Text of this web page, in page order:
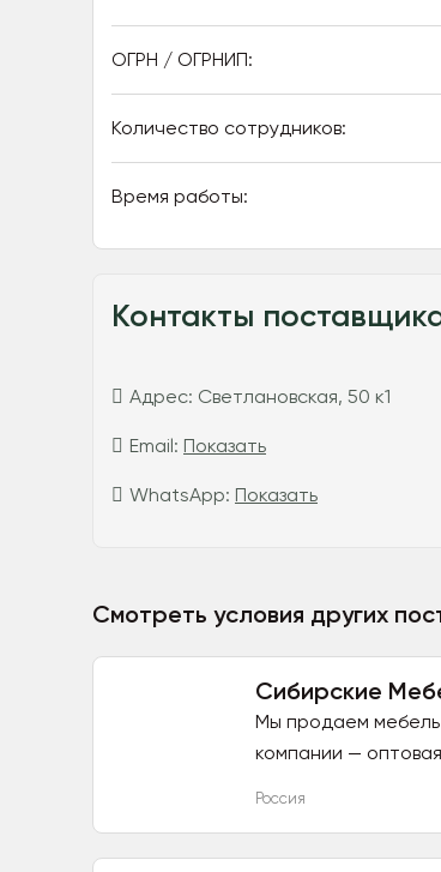
ОГРН / ОГРНИП:
Количество сотрудников:
Время работы:
Контакты
Адрес: Светлановская, 50 к1
Email: Показать
WhatsApp: Показать
Смотреть условия других
Сибирские
Мы продаем
компании —
Россия